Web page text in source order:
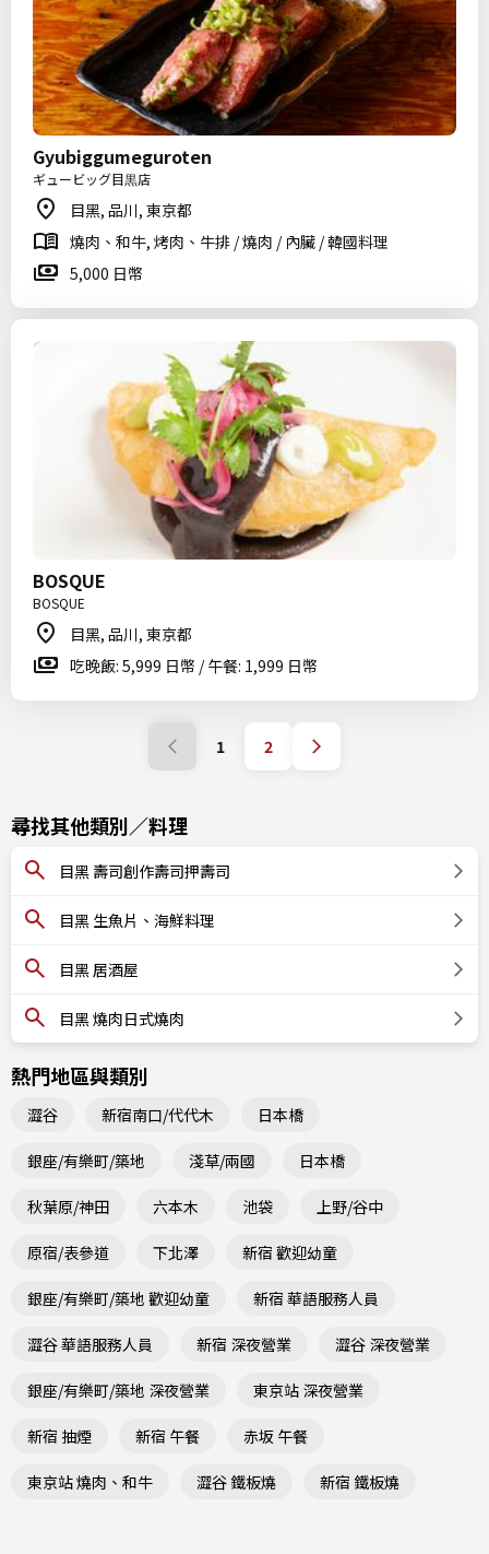
Gyubiggumeguroten
ギュービッグ目黒店
目黑, 品川, 東京都
燒肉、和牛, 烤肉、牛排 / 燒肉 / 內臟 / 韓國料理
5,000 日幣
BOSQUE
BOSQUE
目黑, 品川, 東京都
吃晚飯: 5,999 日幣 / 午餐: 1,999 日幣
1 2
尋找其他類別／料理
目黑 壽司創作壽司押壽司
目黑 生魚片、海鮮料理
目黑 居酒屋
目黑 燒肉日式燒肉
熱門地區與類別
澀谷 新宿南口/代代木 日本橋
銀座/有樂町/築地 淺草/兩國 日本橋
秋葉原/神田 六本木 池袋 上野/谷中
原宿/表參道 下北澤 新宿 歡迎幼童
銀座/有樂町/築地 歡迎幼童 新宿 華語服務人員
澀谷 華語服務人員 新宿 深夜營業 澀谷 深夜營業
銀座/有樂町/築地 深夜營業 東京站 深夜營業
新宿 抽煙 新宿 午餐 赤坂 午餐
東京站 燒肉、和牛 澀谷 鐵板燒 新宿 鐵板燒